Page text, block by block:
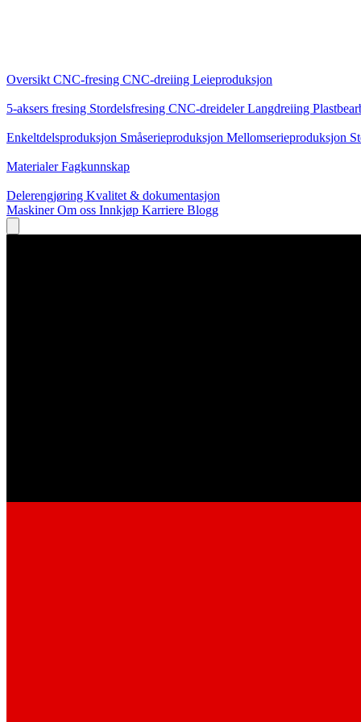
Oversikt CNC-fresing CNC-dreiing Leieproduksjon
5-aksers fresing Stordelsfresing CNC-dreidelerLangdreiing
Enkeltdelsproduksjon Småserieproduksjon Mellomserieproduksjon
MaterialerFagkunnskap
Delerengjøring Kvalitet & dokumentasjon
MaskinerOm oss Innkjøp Karriere Blogg